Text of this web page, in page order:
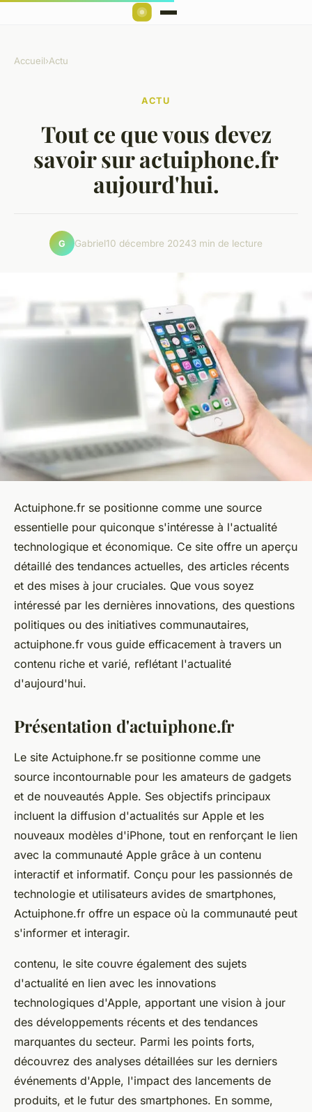
Accueil›Actu
ACTU
Tout ce que vous devez
savoir sur actuiphone.fr
aujourd'hui.
G Gabriel10 décembre 20243 min de lecture
Actuiphone.fr se positionne comme une source
essentielle pour quiconque s'intéresse à l'actualité
technologique et économique. Ce site offre un aperçu
détaillé des tendances actuelles, des articles récents
et des mises à jour cruciales. Que vous soyez
intéressé par les dernières innovations, des questions
politiques ou des initiatives communautaires,
actuiphone.fr vous guide efficacement à travers un
contenu riche et varié, reflétant l'actualité
d'aujourd'hui.
Présentation d'actuiphone.fr
Le site Actuiphone.fr se positionne comme une
source incontournable pour les amateurs de gadgets
et de nouveautés Apple. Ses objectifs principaux
incluent la diffusion d'actualités sur Apple et les
nouveaux modèles d'iPhone, tout en renforçant le lien
avec la communauté Apple grâce à un contenu
interactif et informatif. Conçu pour les passionnés de
technologie et utilisateurs avides de smartphones,
Actuiphone.fr offre un espace où la communauté peut
s'informer et interagir.
contenu, le site couvre également des sujets
d'actualité en lien avec les innovations
technologiques d'Apple, apportant une vision à jour
des développements récents et des tendances
marquantes du secteur. Parmi les points forts,
découvrez des analyses détaillées sur les derniers
événements d'Apple, l'impact des lancements de
produits, et le futur des smartphones. En somme,